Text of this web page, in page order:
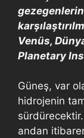
gezegenlerin
Venüs,
Planetary
Güneş, var
hidrojenin
andan